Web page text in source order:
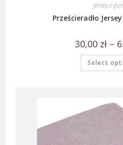
Jersey z
Prześcieradło
30,00 zł –
Select